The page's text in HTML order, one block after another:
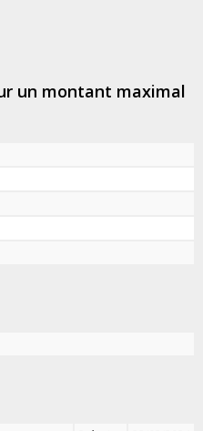
un montant maximal